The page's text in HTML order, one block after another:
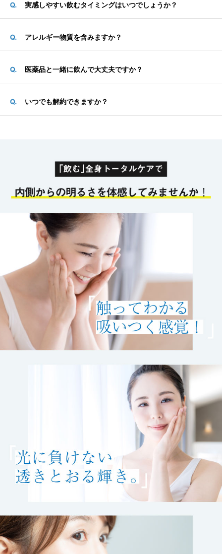
実感しやすい飲むタイミングはいつでしょうか？
アレルギー物質を含みますか？
医薬品と一緒に飲んで大丈夫ですか？
いつでも解約できますか？